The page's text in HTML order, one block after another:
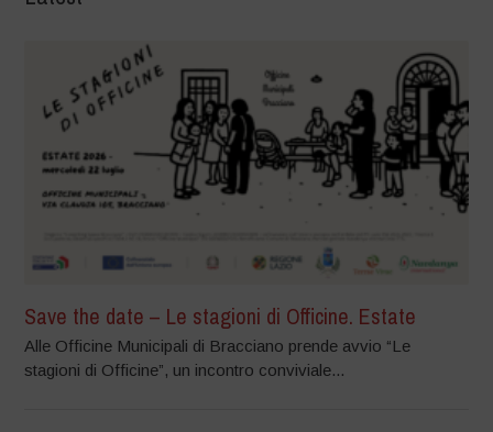
Save the date – Le stagioni di Officine. Estate
Alle Officine Municipali di Bracciano prende avvio “Le
stagioni di Officine”, un incontro conviviale...